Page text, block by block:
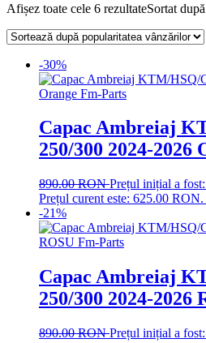
Afișez toate cele 6 rezultateSortat
-30%
Capac Ambreiaj
250/300 2024-2026
890.00RONPrețul inițial a
Prețul curent este: 625.00 RON.
-21%
Capac Ambreiaj
250/300 2024-2026
890.00RONPrețul inițial a